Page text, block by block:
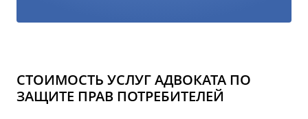
СТОИМОСТЬ УСЛУГ АДВОКАТА ПО
ЗАЩИТЕ ПРАВ ПОТРЕБИТЕЛЕЙ